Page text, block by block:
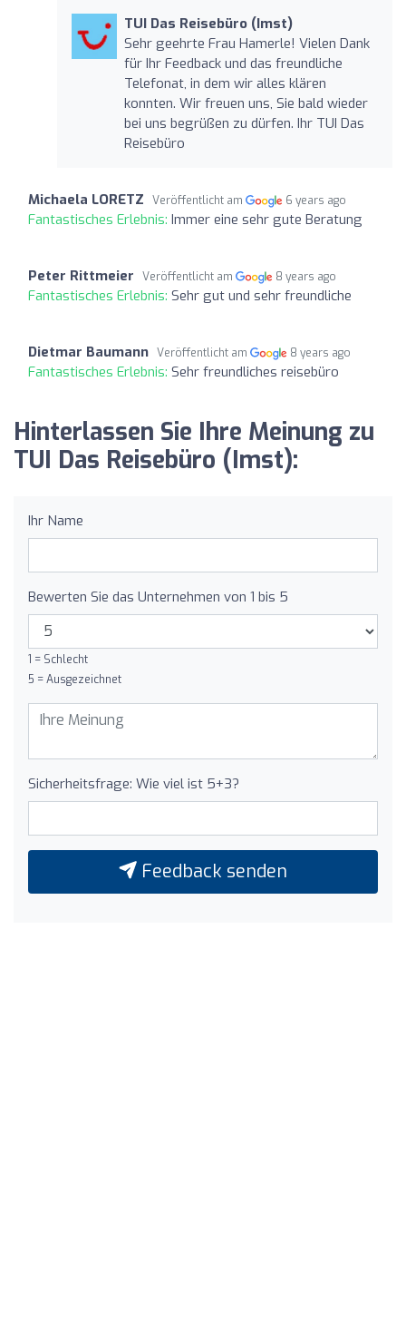
TUI Das Reisebüro (Imst)
Sehr geehrte Frau Hamerle! Vielen Dank
für Ihr Feedback und das freundliche
Telefonat, in dem wir alles klären
konnten. Wir freuen uns, Sie bald wieder
bei uns begrüßen zu dürfen. Ihr TUI Das
Reisebüro
Michaela LORETZ Veröffentlicht am 6 years ago
Fantastisches Erlebnis: Immer eine sehr gute Beratung
Peter Rittmeier Veröffentlicht am 8 years ago
Fantastisches Erlebnis: Sehr gut und sehr freundliche
Dietmar Baumann Veröffentlicht am 8 years ago
Fantastisches Erlebnis: Sehr freundliches reisebüro
Hinterlassen Sie Ihre Meinung zu
TUI Das Reisebüro (Imst):
Ihr Name
Bewerten Sie das Unternehmen von 1 bis 5
1 = Schlecht
5 = Ausgezeichnet
Sicherheitsfrage: Wie viel ist 5+3?
Feedback senden